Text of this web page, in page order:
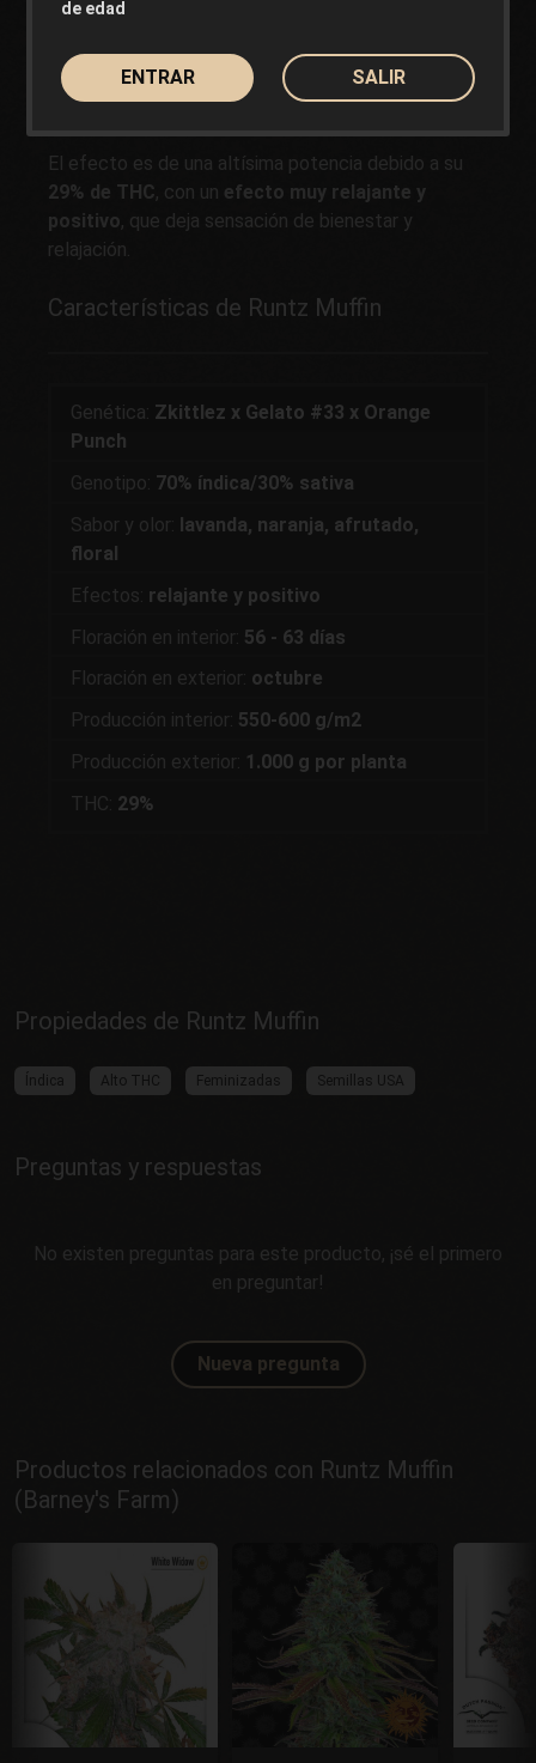
sabores a lavanda y terrososde la Zkittlez x
Gelato #33 juntándose a lasnotas cítricas de
El efecto es de una altísima potencia debido a su
29% de THC, con un efecto muy relajante y
positivo, que deja sensación de bienestar y
relajación.
Características de Runtz Muffin
Genética: Zkittlez x Gelato #33 x Orange
Punch
Genotipo: 70% índica/30% sativa
Sabor y olor: lavanda, naranja, afrutado,
floral
Efectos: relajante y positivo
Floración en interior: 56 - 63 días
Floración en exterior: octubre
Producción interior: 550-600 g/m2
Producción exterior: 1.000 g por planta
THC: 29%
Propiedades de Runtz Muffin
Índica Alto THC Feminizadas Semillas USA
Preguntas y respuestas
No existen preguntas para este producto, ¡sé el primero
en preguntar!
Nueva pregunta
Productos relacionados con Runtz Muffin
(Barney's Farm)
de edad
ENTRAR SALIR